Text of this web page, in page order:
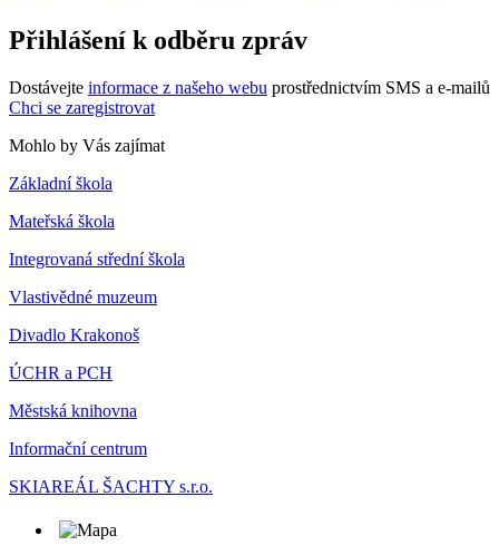
Přihlášení k odběru zpráv
Dostávejte informace z našeho webu prostřednictvím SMS a e-mailů
Chci se zaregistrovat
Mohlo by Vás zajímat
Základní škola
Mateřská škola
Integrovaná střední škola
Vlastivědné muzeum
Divadlo Krakonoš
ÚCHR a PCH
Městská knihovna
Informační centrum
SKIAREÁL ŠACHTY s.r.o.